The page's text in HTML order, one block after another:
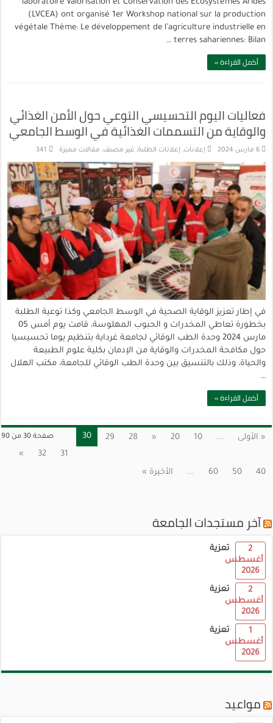
laboratoire Valorisation et Conservation des Ecosystèmes Arides
(LVCEA) ont organisé 1er Workshop national sur la production
végétale Thème: Le développement de l’agriculture industrielle en
terres sahariennes: Bilan …
أكمل القراءة »
فعاليات اليوم التحسيسي التوعي حول الأمن الغذائي
والوقاية من التسممات الغذائية في الوسط الجامعي
6 مارس 2024 إعلانات, إعلانات الطلبة, غير مصنف, مقالات مميزة 341
في إطار تعزيز الوقاية الصحية في الوسط الجامعي وكذا توعية الطلبة
بخطورة تعاطي المخدرات و الحبوب المهلوسة، قامت يوم أمس 05
مارس 2024 وحدة الطب الوقائي لجامعة غرداية بتنظيم يوما تحسيسيا
حول مكافحة المخدرات والوقاية من الإدمان بكلية علوم الطبيعة
والحياة، وذلك بالتنسيق بين وحدة الطب الوقائي للجامعة، مكتب الهلال
…
أكمل القراءة »
صفحة 30 من 90 « الأولى ...
10
20
«
28
29
30
31
32
»
40
50
60
... الأخيرة »
آخر مستجدات الجامعة
تعزية
2
أغسطس
2026
تعزية
2
أغسطس
2026
تعزية
1
أغسطس
2026
مواعيد